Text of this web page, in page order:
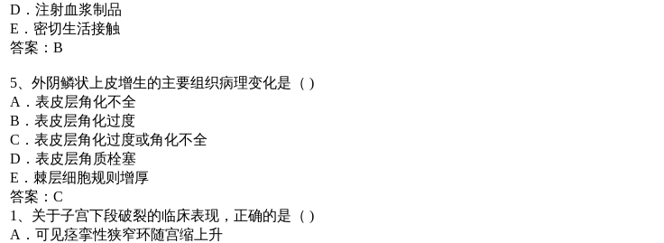
D．注射血浆制品
E．密切生活接触
答案：B
5、外阴鳞状上皮增生的主要组织病理变化是（ )
A．表皮层角化不全
B．表皮层角化过度
C．表皮层角化过度或角化不全
D．表皮层角质栓塞
E．棘层细胞规则增厚
答案：C
1、关于子宫下段破裂的临床表现，正确的是（ )
A．可见痉挛性狭窄环随宫缩上升